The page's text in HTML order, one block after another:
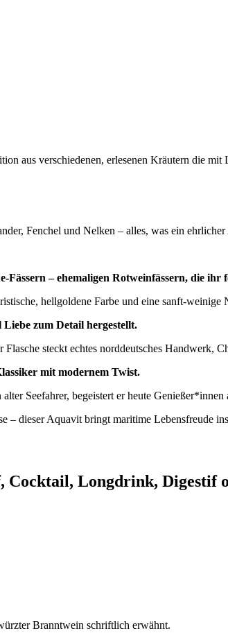
aus verschiedenen, erlesenen Kräutern die
Fenchel und Nelken – alles, was ein
– ehemaligen Rotweinfässern, die ihr
hellgoldene Farbe und eine sanft-
zum Detail hergestellt.
steckt echtes norddeutsches Handwerk,
mit modernem Twist.
Seefahrer, begeistert er heute Genießer*innen
– dieser Aquavit bringt maritime Lebensfreude
Cocktail, Longdrink, Digestif
Branntwein schriftlich erwähnt.